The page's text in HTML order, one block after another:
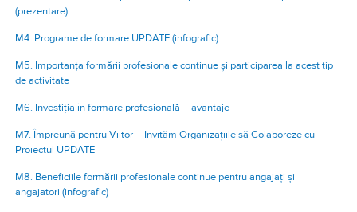
(prezentare)
M4. Programe de formare UPDATE (infografic)
M5. Importanța formării profesionale continue și participarea la acest tip
de activitate
M6. Investiția în formare profesională – avantaje
M7. Împreună pentru Viitor – Invităm Organizațiile să Colaboreze cu
Proiectul UPDATE
M8. Beneficiile formării profesionale continue pentru angajați și
angajatori (infografic)